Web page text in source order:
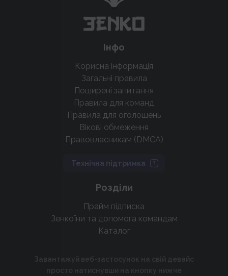
Інфо
Корисна інформація
Загальні правила
Поширені запитання
Правила для команд
Правила для оголошень
Вікові обмеження
Правовласникам (DMCA)
Технічна підтримка
Розділи
Прайм підписка
Зенкоїни та допомога командам
Каталог
Завантажуй веб-застосунок на свій девайс
просто натиснувши на кнопку нижче